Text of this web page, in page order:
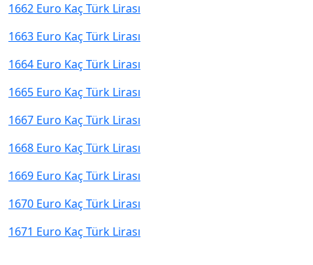
1662 Euro Kaç Türk Lirası
1663 Euro Kaç Türk Lirası
1664 Euro Kaç Türk Lirası
1665 Euro Kaç Türk Lirası
1667 Euro Kaç Türk Lirası
1668 Euro Kaç Türk Lirası
1669 Euro Kaç Türk Lirası
1670 Euro Kaç Türk Lirası
1671 Euro Kaç Türk Lirası